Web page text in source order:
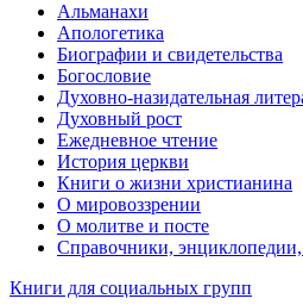
Альманахи
Апологетика
Биографии и свидетельства
Богословие
Духовно-назидательная
Духовный рост
Ежедневное чтение
История церкви
Книги о жизни христианина
О мировоззрении
О молитве и посте
Справочники,
Книги для социальных групп